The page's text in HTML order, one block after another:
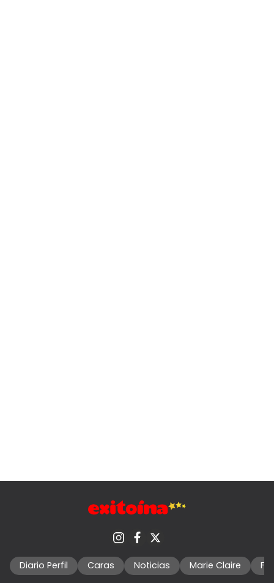
Diario Perfil Caras Noticias Marie Claire